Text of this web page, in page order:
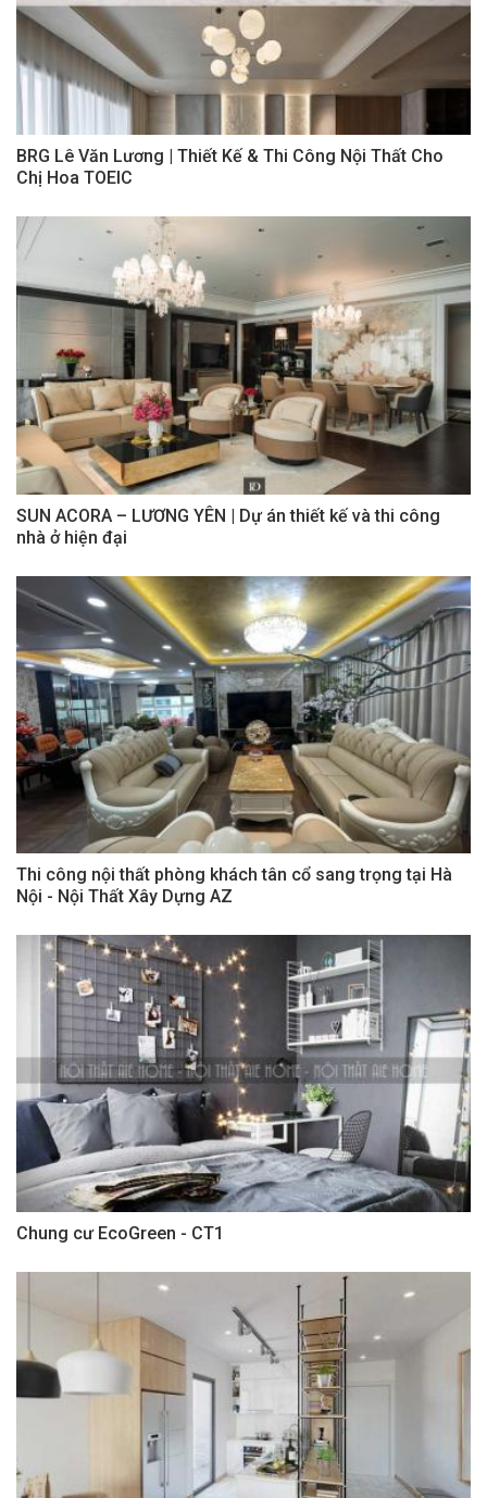
BRG Lê Văn Lương | Thiết Kế & Thi Công Nội Thất Cho
Chị Hoa TOEIC
SUN ACORA – LƯƠNG YÊN | Dự án thiết kế và thi công
nhà ở hiện đại
Thi công nội thất phòng khách tân cổ sang trọng tại Hà
Nội - Nội Thất Xây Dựng AZ
Chung cư EcoGreen - CT1